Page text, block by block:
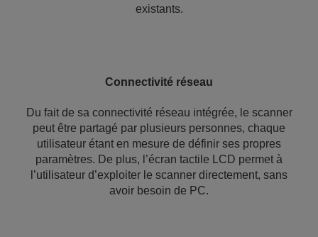
existants.
Connectivité réseau
Du fait de sa connectivité réseau intégrée, le scanner
peut être partagé par plusieurs personnes, chaque
utilisateur étant en mesure de définir ses propres
paramètres. De plus, l’écran tactile LCD permet à
l’utilisateur d’exploiter le scanner directement, sans
avoir besoin de PC.